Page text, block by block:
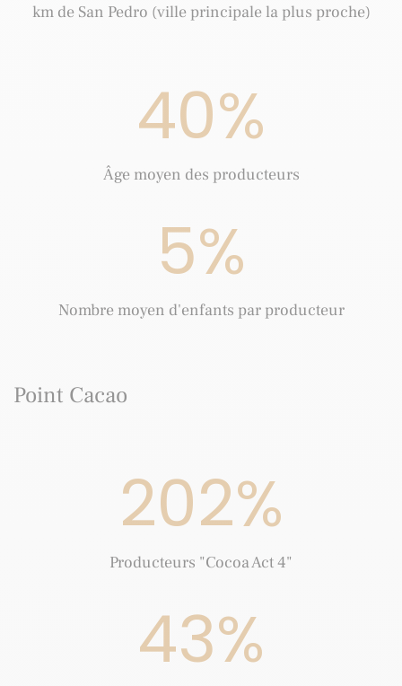
km de San Pedro (ville principale la plus proche)
40%
Âge moyen des producteurs
5%
Nombre moyen d'enfants par producteur
Point Cacao
202%
Producteurs "Cocoa Act 4"
43%